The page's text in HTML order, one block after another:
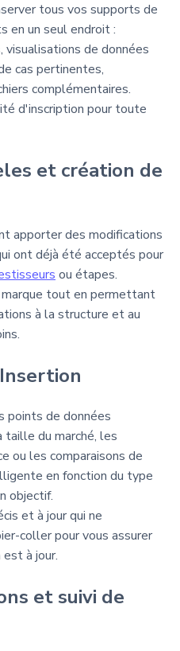
tous vos supports de
en un seul endroit :
visualisations de données
cas pertinentes,
complémentaires.
d'inscription pour toute
et création de
apporter des modifications
ont déjà été acceptés pour
ou étapes.
tout en permettant
à la structure et au
points de données
du marché, les
ou les comparaisons de
en fonction du type
objectif.
et à jour qui ne
coller pour vous assurer
à jour.
et suivi de